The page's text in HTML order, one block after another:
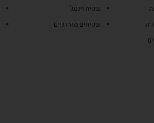
שטיח וינטג'
שטיחים מודרניים